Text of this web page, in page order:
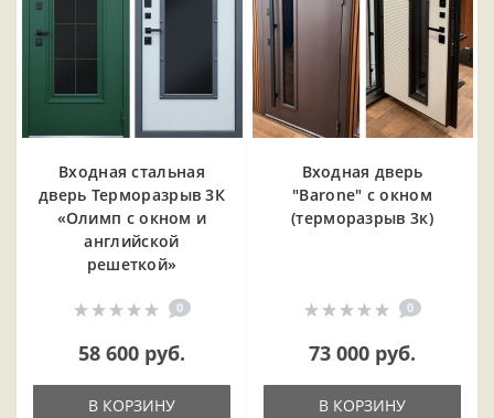
Входная cтальная
дверь Терморазрыв 3К
«Олимп с окном и
английской
решеткой»
0
58 600 руб.
В КОРЗИНУ
Входная дверь
"Barone" с окном
(терморазрыв 3к)
0
73 000 руб.
В КОРЗИНУ